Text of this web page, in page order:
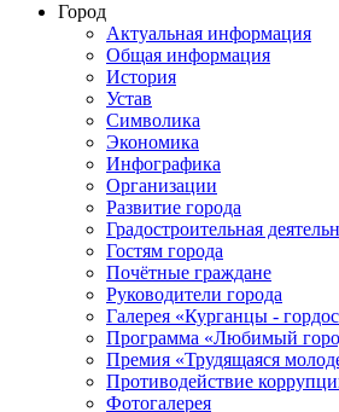
Город
Актуальная информация
Общая информация
История
Устав
Символика
Экономика
Инфографика
Организации
Развитие города
Градостроительная
Гостям города
Почётные граждане
Руководители города
Галерея «Курганцы -
Программа «Любимый
Премия «Трудящаяся
Противодействие
Фотогалерея